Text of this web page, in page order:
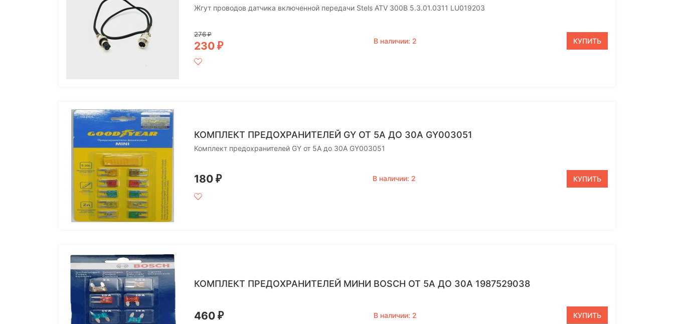
Жгут проводов датчика включенной передачи Stels ATV 300B 5.3.01.0311 LU019203
276₽
230 ₽ В наличии: 2 КУПИТЬ
КОМПЛЕКТ ПРЕДОХРАНИТЕЛЕЙ GY ОТ 5А ДО 30А GY003051
Комплект предохранителей GY от 5А до 30А GY003051
180 ₽ В наличии: 2 КУПИТЬ
КОМПЛЕКТ ПРЕДОХРАНИТЕЛЕЙ МИНИ BOSCH ОТ 5А ДО 30А 1987529038
460 ₽ В наличии: 2 КУПИТЬ